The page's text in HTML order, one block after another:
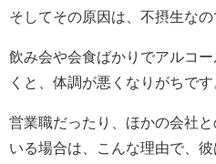
そしてその原因は、不摂生なの
飲み会や会食ばかりでアルコ
くと、体調が悪くなりがちです
営業職だったり、ほかの会社
いる場合は、こんな理由で、